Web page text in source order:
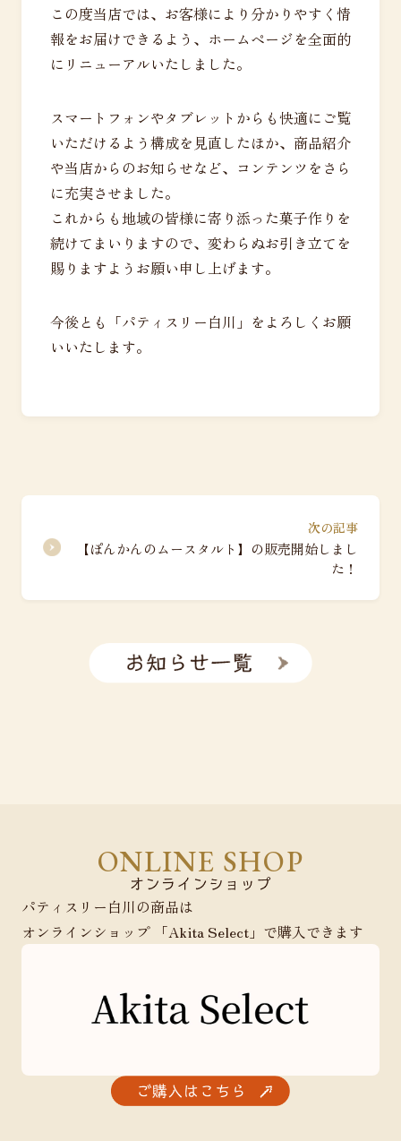
この度当店では、お客様により分かりやすく情
報をお届けできるよう、ホームページを全面的
にリニューアルいたしました。
スマートフォンやタブレットからも快適にご覧
いただけるよう構成を見直したほか、商品紹介
や当店からのお知らせなど、コンテンツをさら
に充実させました。
これからも地域の皆様に寄り添った菓子作りを
続けてまいりますので、変わらぬお引き立てを
賜りますようお願い申し上げます。
今後とも「パティスリー白川」をよろしくお願
いいたします。
次の記事
【ぽんかんのムースタルト】の販売開始しまし
た！
ONLINE SHOP
パティスリー白川の商品は
オンラインショップ 「Akita Select」で購入できます